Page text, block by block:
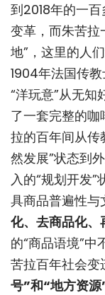
到2018年的一
变革，而朱苦拉
地”，这里的人
1904年法国传
“洋玩意”从无
了一套完整的
拉的百年间从传
然发展”状态到
入的“规划开发
具商品普遍性与
化、去商品化
的“商品语境”
苦拉百年社会变
号”和“地方资源